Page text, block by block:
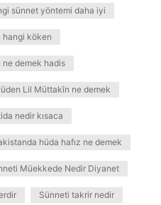
sünnet yöntemi daha iyi
hangi köken
ne demek hadis
Lil Müttakîn ne demek
nedir kısaca
hüda hafız ne demek
Müekkede Nedir Diyanet
Sünneti takrir nedir